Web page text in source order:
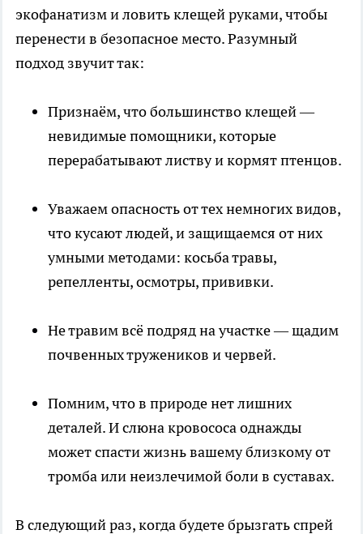
экофанатизм и ловить клещей руками, чтобы
перенести в безопасное место. Разумный
подход звучит так:
Признаём, что большинство клещей —
невидимые помощники, которые
перерабатывают листву и кормят птенцов.
Уважаем опасность от тех немногих видов,
что кусают людей, и защищаемся от них
умными методами: косьба травы,
репелленты, осмотры, прививки.
Не травим всё подряд на участке — щадим
почвенных тружеников и червей.
Помним, что в природе нет лишних
деталей. И слюна кровососа однажды
может спасти жизнь вашему близкому от
тромба или неизлечимой боли в суставах.
В следующий раз, когда будете брызгать спрей